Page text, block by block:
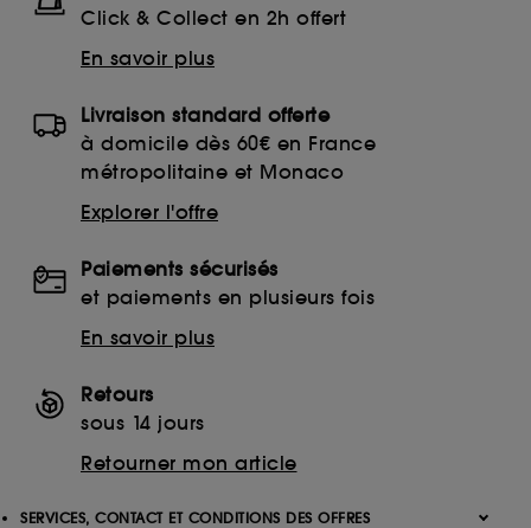
Click & Collect en 2h offert
En savoir plus
Livraison standard offerte
à domicile dès 60€ en France
métropolitaine et Monaco
Explorer l'offre
Paiements sécurisés
et paiements en plusieurs fois
En savoir plus
Retours
sous 14 jours
Retourner mon article
SERVICES, CONTACT ET CONDITIONS DES OFFRES